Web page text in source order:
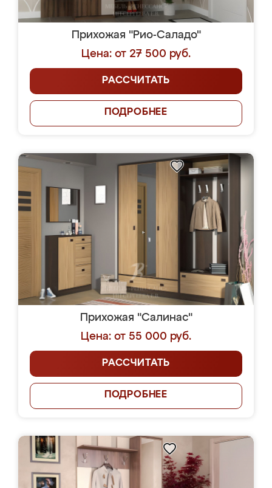
Прихожая "Рио-Саладо"
Цена: от 27 500 руб.
РАССЧИТАТЬ
ПОДРОБНЕЕ
Прихожая "Салинас"
Цена: от 55 000 руб.
РАССЧИТАТЬ
ПОДРОБНЕЕ